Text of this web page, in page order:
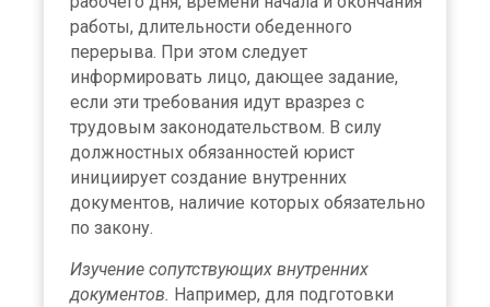
работы, длительности обеденного
перерыва. При этом следует
информировать лицо, дающее задание,
если эти требования идут вразрез с
трудовым законодательством. В силу
должностных обязанностей юрист
инициирует создание внутренних
документов, наличие которых обязательно
по закону.
Изучение сопутствующих внутренних
документов. Например, для подготовки